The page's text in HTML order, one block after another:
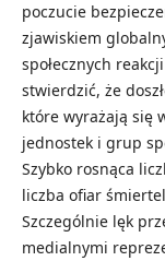
poczucie
zjawiskiem
społecznych
stwierdzić, że
które wyrażają się
jednostek i grup
Szybko rosnąca
liczba ofiar
Szczególnie lęk
medialnymi